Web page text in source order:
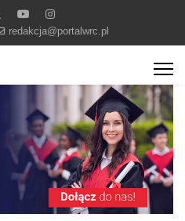
redakcja@portalwrc.pl